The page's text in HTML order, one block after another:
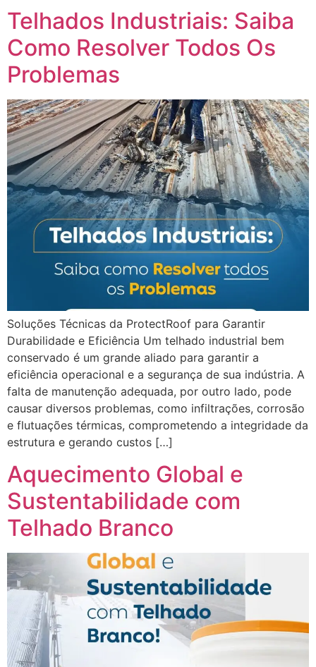
Telhados Industriais: Saiba
Como Resolver Todos Os
Problemas
Soluções Técnicas da ProtectRoof para Garantir
Durabilidade e Eficiência Um telhado industrial bem
conservado é um grande aliado para garantir a
eficiência operacional e a segurança de sua indústria. A
falta de manutenção adequada, por outro lado, pode
causar diversos problemas, como infiltrações, corrosão
e flutuações térmicas, comprometendo a integridade da
estrutura e gerando custos […]
Aquecimento Global e
Sustentabilidade com
Telhado Branco